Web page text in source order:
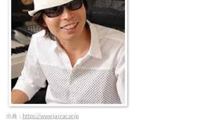
出典： https://www.jasrac.or.jp